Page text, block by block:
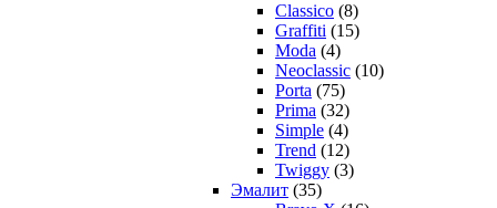
Classico (8)
Graffiti (15)
Moda (4)
Neoclassic (10)
Porta (75)
Prima (32)
Simple (4)
Trend (12)
Twiggy (3)
Эмалит (35)